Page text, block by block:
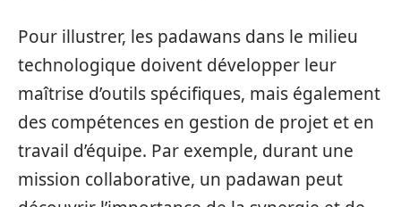
Pour illustrer, les padawans dans le milieu
technologique doivent développer leur
maîtrise d’outils spécifiques, mais également
des compétences en gestion de projet et en
travail d’équipe. Par exemple, durant une
mission collaborative, un padawan peut